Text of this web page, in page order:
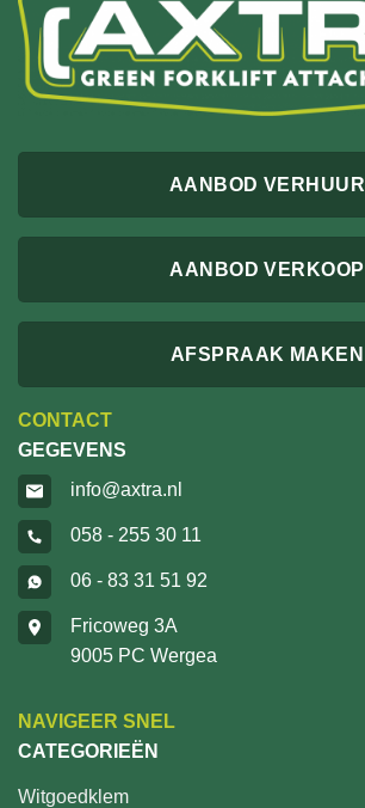
AANBOD VERHUUR
AANBOD VERKOOP
AFSPRAAK MAKEN
CONTACT
GEGEVENS
info@axtra.nl
058 - 255 30 11
06 - 83 31 51 92
Fricoweg 3A
9005 PC Wergea
NAVIGEER SNEL
CATEGORIEËN
Witgoedklem